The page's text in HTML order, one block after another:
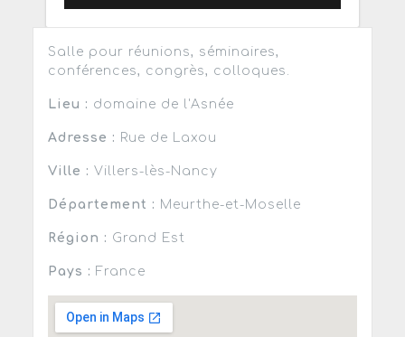
Salle pour réunions, séminaires,
conférences, congrès, colloques.
Lieu : domaine de l'Asnée
Adresse : Rue de Laxou
Ville : Villers-lès-Nancy
Département : Meurthe-et-Moselle
Région : Grand Est
Pays : France